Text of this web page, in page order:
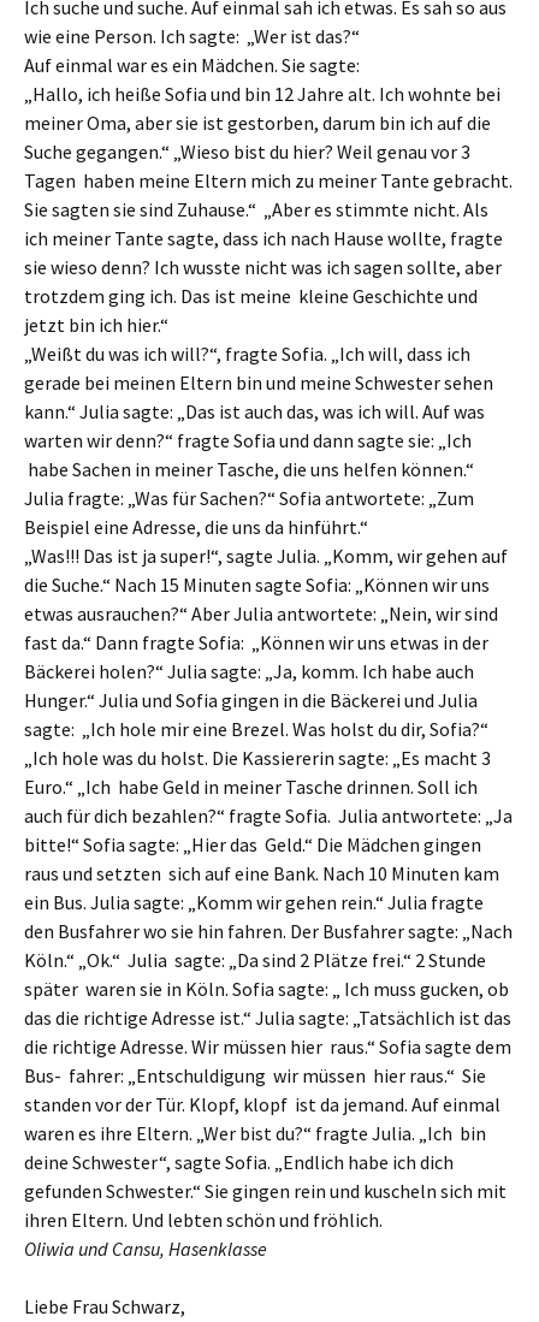
Ich suche und suche. Auf einmal sah ich etwas. Es sah so aus
wie eine Person. Ich sagte: „Wer ist das?“
Auf einmal war es ein Mädchen. Sie sagte:
„Hallo, ich heiße Sofia und bin 12 Jahre alt. Ich wohnte bei
meiner Oma, aber sie ist gestorben, darum bin ich auf die
Suche gegangen.“ „Wieso bist du hier? Weil genau vor 3
Tagen haben meine Eltern mich zu meiner Tante gebracht.
Sie sagten sie sind Zuhause.“ „Aber es stimmte nicht. Als
ich meiner Tante sagte, dass ich nach Hause wollte, fragte
sie wieso denn? Ich wusste nicht was ich sagen sollte, aber
trotzdem ging ich. Das ist meine kleine Geschichte und
jetzt bin ich hier.“
„Weißt du was ich will?“, fragte Sofia. „Ich will, dass ich
gerade bei meinen Eltern bin und meine Schwester sehen
kann.“ Julia sagte: „Das ist auch das, was ich will. Auf was
warten wir denn?“ fragte Sofia und dann sagte sie: „Ich
habe Sachen in meiner Tasche, die uns helfen können.“
Julia fragte: „Was für Sachen?“ Sofia antwortete: „Zum
Beispiel eine Adresse, die uns da hinführt.“
„Was!!! Das ist ja super!“, sagte Julia. „Komm, wir gehen auf
die Suche.“ Nach 15 Minuten sagte Sofia: „Können wir uns
etwas ausrauchen?“ Aber Julia antwortete: „Nein, wir sind
fast da.“ Dann fragte Sofia: „Können wir uns etwas in der
Bäckerei holen?“ Julia sagte: „Ja, komm. Ich habe auch
Hunger.“ Julia und Sofia gingen in die Bäckerei und Julia
sagte: „Ich hole mir eine Brezel. Was holst du dir, Sofia?“
„Ich hole was du holst. Die Kassiererin sagte: „Es macht 3
Euro.“ „Ich habe Geld in meiner Tasche drinnen. Soll ich
auch für dich bezahlen?“ fragte Sofia. Julia antwortete: „Ja
bitte!“ Sofia sagte: „Hier das Geld.“ Die Mädchen gingen
raus und setzten sich auf eine Bank. Nach 10 Minuten kam
ein Bus. Julia sagte: „Komm wir gehen rein.“ Julia fragte
den Busfahrer wo sie hin fahren. Der Busfahrer sagte: „Nach
Köln.“ „Ok.“ Julia sagte: „Da sind 2 Plätze frei.“ 2 Stunde
später waren sie in Köln. Sofia sagte: „ Ich muss gucken, ob
das die richtige Adresse ist.“ Julia sagte: „Tatsächlich ist das
die richtige Adresse. Wir müssen hier raus.“ Sofia sagte dem
Bus- fahrer: „Entschuldigung wir müssen hier raus.“ Sie
standen vor der Tür. Klopf, klopf ist da jemand. Auf einmal
waren es ihre Eltern. „Wer bist du?“ fragte Julia. „Ich bin
deine Schwester“, sagte Sofia. „Endlich habe ich dich
gefunden Schwester.“ Sie gingen rein und kuscheln sich mit
ihren Eltern. Und lebten schön und fröhlich.
Oliwia und Cansu, Hasenklasse
Liebe Frau Schwarz,